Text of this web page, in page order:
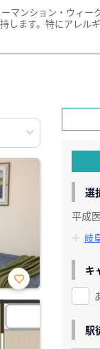
マンション・ウィー
します。特にアレル
お気
に入
録
選
平成
岐
キ
駅